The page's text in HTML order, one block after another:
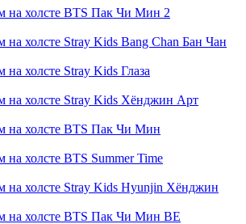
на холсте BTS Пак Чи Мин 2
на холсте Stray Kids Bang Chan Бан Чан
на холсте Stray Kids Глаза
на холсте Stray Kids Хёнджин Арт
на холсте BTS Пак Чи Мин
на холсте BTS Summer Time
на холсте Stray Kids Hyunjin Хёнджин
на холсте BTS Пак Чи Мин BE